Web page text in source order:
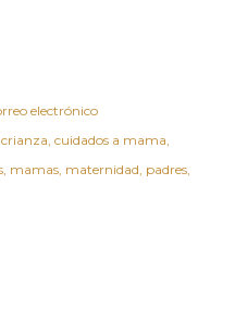
electrónico
crianza cuidados a mama
mamas maternidad padres